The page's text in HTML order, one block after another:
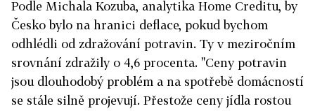
Podle Michala Kozuba, analytika Home Creditu, by
Česko bylo na hranici deflace, pokud bychom
odhlédli od zdražování potravin. Ty v meziročním
srovnání zdražily o 4,6 procenta. "Ceny potravin
jsou dlouhodobý problém a na spotřebě domácností
se stále silně projevují. Přestože ceny jídla rostou